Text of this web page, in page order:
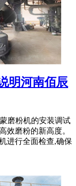
明河南佰辰
磨粉机的安装调试
效磨粉的新高度。
进行全面检查,确保